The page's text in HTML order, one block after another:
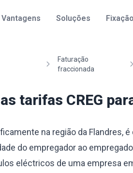
Vantagens Soluções
Faturação
fraccionada
tarifas CREG
na região da Flandres,
do empregador ao
eléctricos de uma empresa